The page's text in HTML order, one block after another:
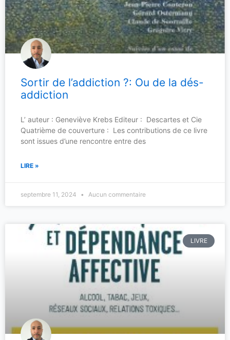
Sortir de l’addiction ?: Ou de la dés-
addiction
L’ auteur : Geneviève Krebs Editeur : Descartes et Cie
Quatrième de couverture : Les contributions de ce livre
sont issues d’une rencontre entre des
LIRE »
septembre 11, 2024 Aucun commentaire
LIVRE